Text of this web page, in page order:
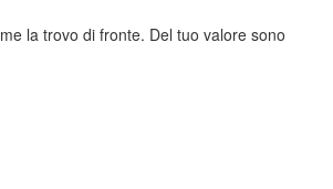
la trovo di fronte. Del tuo valore sono